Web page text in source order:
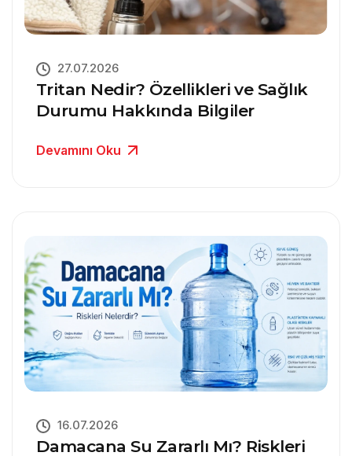
27.07.2026
Tritan Nedir? Özellikleri ve Sağlık
Durumu Hakkında Bilgiler
Devamını Oku
16.07.2026
Damacana Su Zararlı Mı? Riskleri